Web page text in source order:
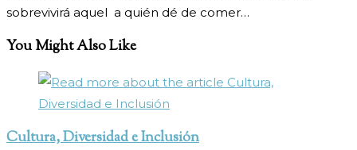
sobrevivirá aquel a quién dé de comer…
You Might Also Like
Cultura, Diversidad e Inclusión